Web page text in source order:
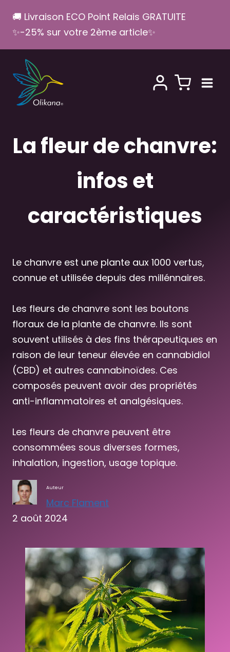
contenu
🚚 Livraison ECO Point Relais GRATUITE
✨-25% sur votre 2ème article✨
La fleur de chanvre:
infos et
caractéristiques
Le chanvre est une plante aux 1000 vertus,
connue et utilisée depuis des millénnaires.
Les fleurs de chanvre sont les boutons
floraux de la plante de chanvre. Ils sont
souvent utilisés à des fins thérapeutiques en
raison de leur teneur élevée en cannabidiol
(CBD) et autres cannabinoïdes. Ces
composés peuvent avoir des propriétés
anti-inflammatoires et analgésiques.
Les fleurs de chanvre peuvent être
consommées sous diverses formes,
inhalation, ingestion, usage topique.
Auteur
Marc Flament
2 août 2024